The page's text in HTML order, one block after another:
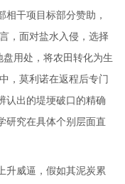
干项目标部分赞助，
，面对盐水入侵，选择
盘用处，将农田转化为生
，莫利诺在返程后专门
认出的堤埂破口的精确
研究在具体个别层面直
升威逼，假如其泥炭累